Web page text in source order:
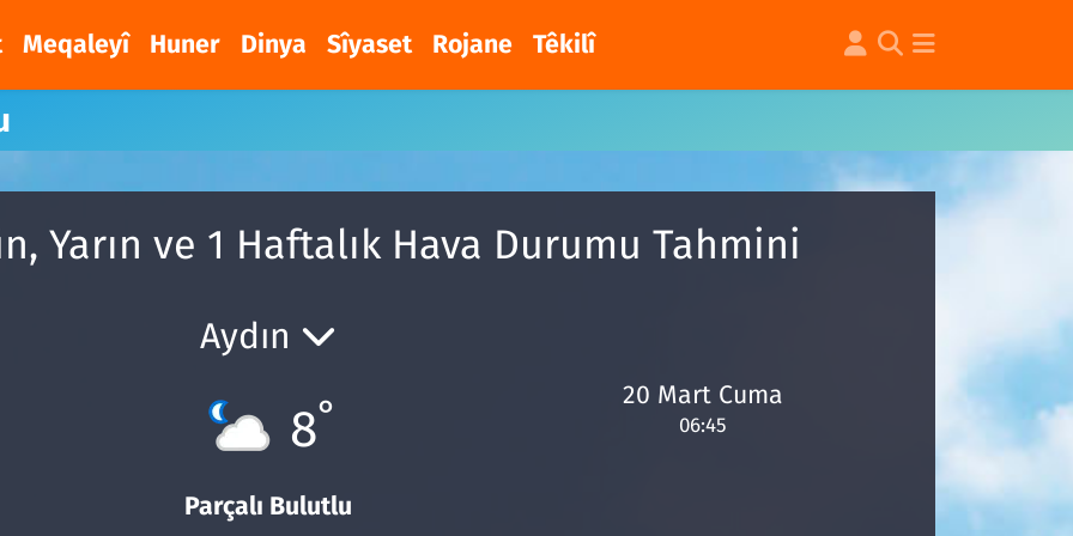
Meqaleyî Huner Dinya Sîyaset Rojane Têkilî
Yarın ve 1 Haftalık Hava Durumu Tahmini
Aydın
8°
Parçalı Bulutlu
20 Mart Cuma
06:45